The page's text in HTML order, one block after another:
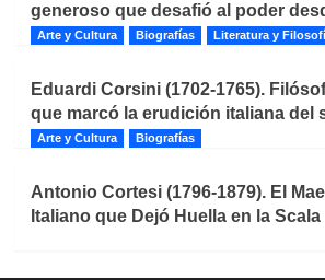
generoso que desafió al poder
Arte y Cultura Biografías Literatura y
Eduardi Corsini (1702-1765).
que marcó la erudición italiana del
Arte y Cultura Biografías
Antonio Cortesi (1796-1879). El
Italiano que Dejó Huella en la Scala